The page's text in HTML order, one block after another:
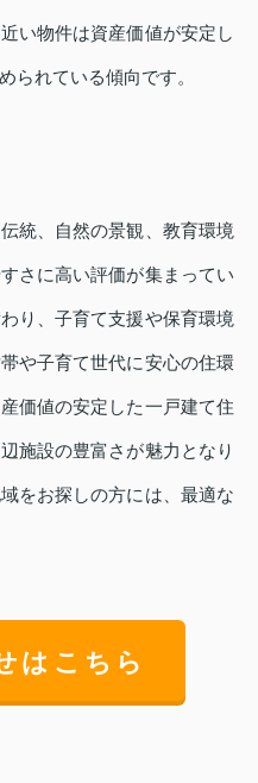
い物件は資産価値が安定し
られている傾向です。
統、自然の景観、教育環境
さに高い評価が集まってい
り、子育て支援や保育環境
や子育て世代に安心の住環
価値の安定した一戸建て住
施設の豊富さが魅力となり
をお探しの方には、最適な
はこちら